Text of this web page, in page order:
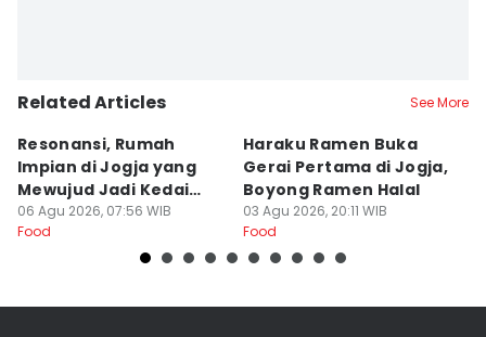
Related Articles See More
Resonansi, Rumah
Impian di Jogja yang
Mewujud Jadi Kedai
Ramen dan Burger
06 Agu 2026, 07:56 WIB
Food
Haraku Ramen Buka
Gerai Pertama di Jogja,
Boyong Ramen Halal
03 Agu 2026, 20:11 WIB
Food